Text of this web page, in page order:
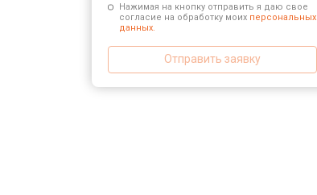
Нажимая на кнопку отправить я даю свое
согласие на обработку моих персональных
данных.
Отправить заявку